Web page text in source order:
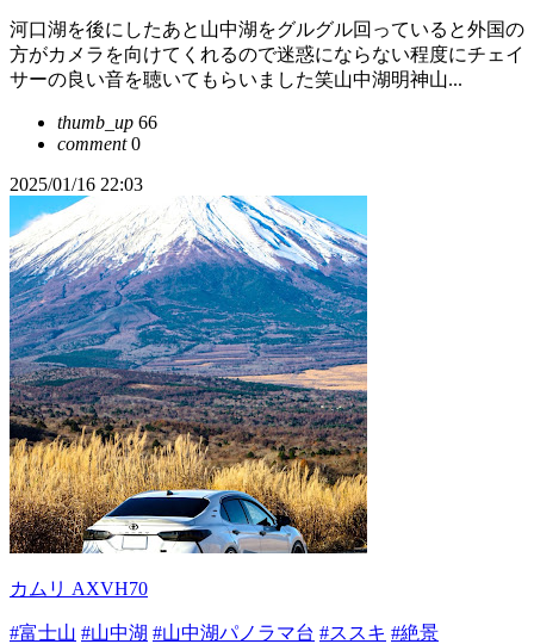
河口湖を後にしたあと山中湖をグルグル回っていると外国の
方がカメラを向けてくれるので迷惑にならない程度にチェイ
サーの良い音を聴いてもらいました笑山中湖明神山...
thumb_up 66
comment0
2025/01/16 22:03
カムリ AXVH70
#富士山 #山中湖 #山中湖パノラマ台 #ススキ #絶景